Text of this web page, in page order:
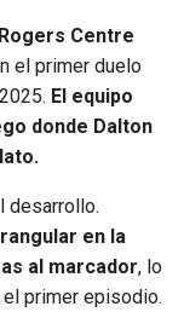
Centre
el primer duelo
El equipo
donde Dalton
desarrollo.
en la
al marcador, lo
primer episodio.